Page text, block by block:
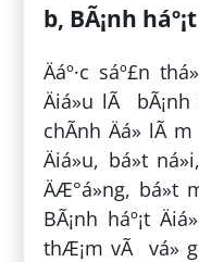
b, BÃ¡nh háº¡t
Äáº·c sáº£n
Äiá»u lÃ bÃ¡nh
chÃ­nh Äá» lÃ
Äiá»u, bá»t
ÄÆ°á»ng,
BÃ¡nh háº¡t
thÆ¡m vÃ vá»